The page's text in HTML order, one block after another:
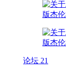
论坛 21